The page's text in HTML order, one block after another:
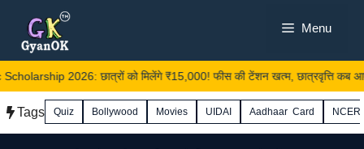
content
Menu
2026: छात्रों को मिलेंगे ₹15,000! फीस की टेंशन खत्म, छात्रवृत्ति कब
Tags Quiz Bollywood Movies UIDAI Aadhaar Card